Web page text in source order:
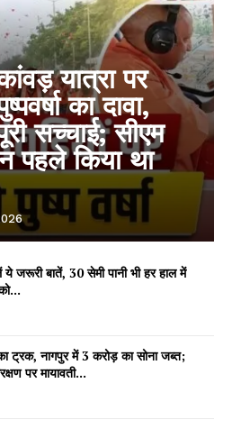
यात्रा पर
का दावा,
सच्चाई; सीएम
पहले किया था
जरूरी बातें, 30 सेमी पानी भी हर हाल में
ट्रक, नागपुर में 3 करोड़ का सोना जब्त;
पर मायावती...